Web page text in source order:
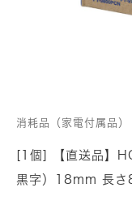
消耗品（家電付属品）
[1個] 【直送品】
黒字）18mm 長さ